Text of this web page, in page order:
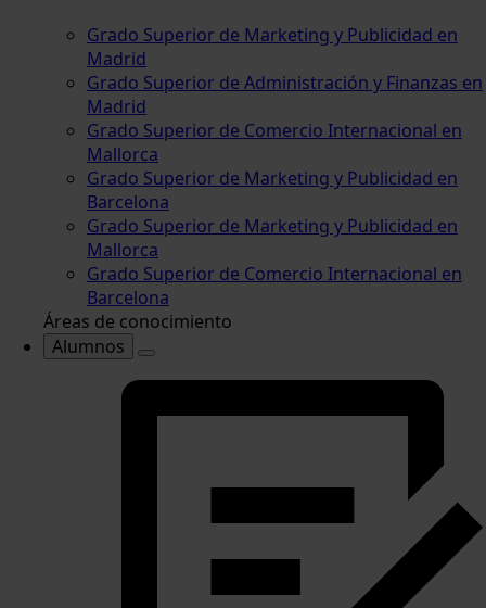
Grado Superior de Marketing y Publicidad en
Madrid
Grado Superior de Administración y Finanzas en
Madrid
Grado Superior de Comercio Internacional en
Mallorca
Grado Superior de Marketing y Publicidad en
Barcelona
Grado Superior de Marketing y Publicidad en
Mallorca
Grado Superior de Comercio Internacional en
Barcelona
Áreas de conocimiento
Alumnos